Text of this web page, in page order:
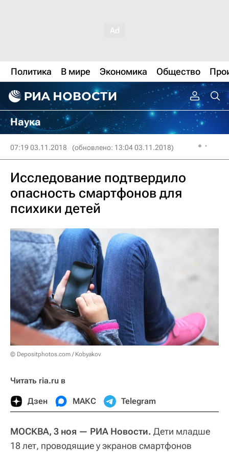
Политика В мире Экономика Общество
Наука
07:19 03.11.2018 (обновлено: 13:04 03.11.2018)
Исследование подтвердило
опасность смартфонов для
психики детей
© Depositphotos.com / Kobyakov
Читать ria.ru в
Дзен МАКС Telegram
МОСКВА, 3 ноя — РИА Новости. Дети младше
18 лет, проводящие у экранов смартфонов